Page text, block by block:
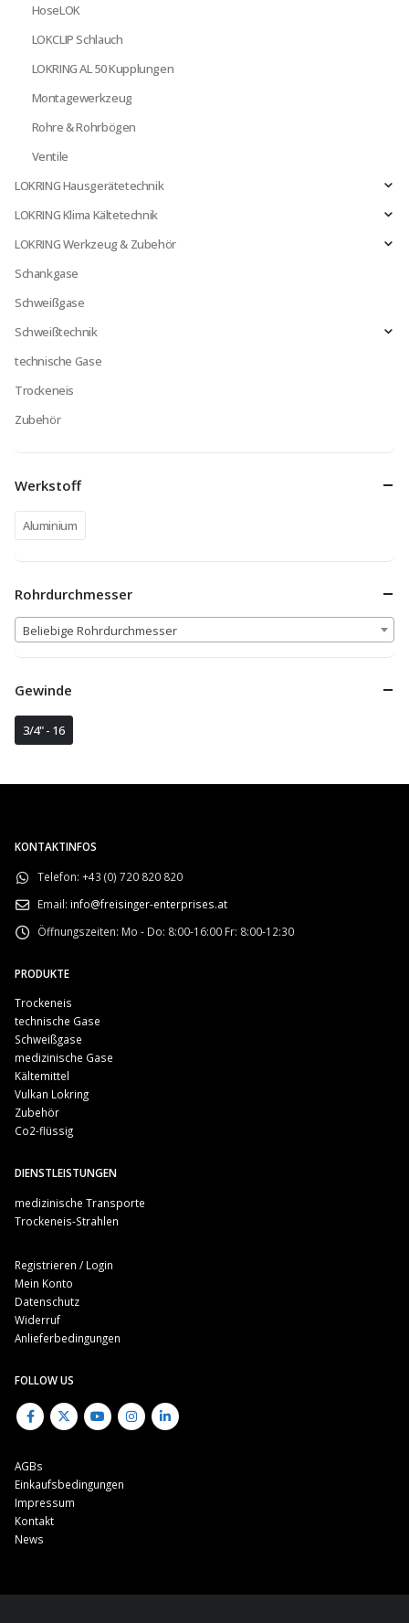
HoseLOK
LOKCLIP Schlauch
LOKRING AL 50 Kupplungen
Montagewerkzeug
Rohre & Rohrbögen
Ventile
LOKRING Hausgerätetechnik
LOKRING Klima Kältetechnik
LOKRING Werkzeug & Zubehör
Schankgase
Schweißgase
Schweißtechnik
technische Gase
Trockeneis
Zubehör
Werkstoff
Aluminium
Rohrdurchmesser
Beliebige Rohrdurchmesser
Gewinde
3/4" - 16
KONTAKTINFOS
Telefon: +43 (0) 720 820 820
Email: info@freisinger-enterprises.at
Öffnungszeiten: Mo - Do: 8:00-16:00 Fr: 8:00-12:30
PRODUKTE
Trockeneis
technische Gase
Schweißgase
medizinische Gase
Kältemittel
Vulkan Lokring
Zubehör
Co2-flüssig
DIENSTLEISTUNGEN
medizinische Transporte
Trockeneis-Strahlen
Registrieren / Login
Mein Konto
Datenschutz
Widerruf
Anlieferbedingungen
FOLLOW US
AGBs
Einkaufsbedingungen
Impressum
Kontakt
News